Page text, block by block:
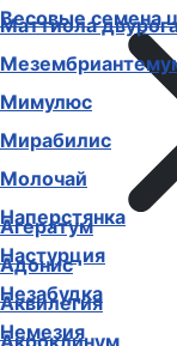
Весовые семена
Агератум
Адонис
Аквилегия
Акроклинум
Маттиола
Мимулюс
Мирабилис
Молочай
Наперстянка
Настурция
Незабудка
Немезия